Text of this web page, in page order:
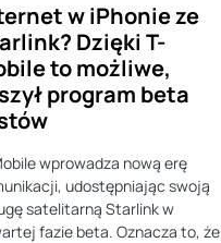
w iPhonie ze
Dzięki T-
to możliwe,
program beta
wprowadza nową erę
udostępniając swoją
satelitarną Starlink w
fazie beta. Oznacza to, że